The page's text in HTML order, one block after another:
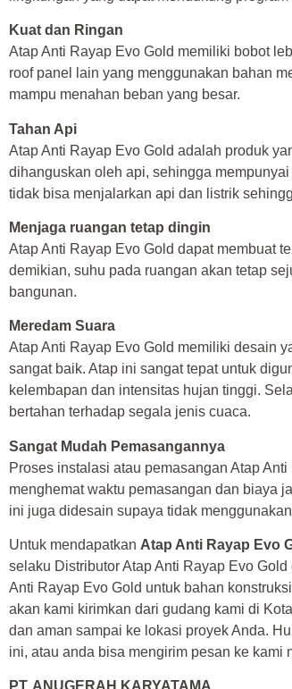
Kuat dan Ringan
Atap Anti Rayap Evo Gold memiliki bobot
roof panel lain yang menggunakan bahan
mampu menahan beban yang besar.
Tahan Api
Atap Anti Rayap Evo Gold adalah produk
dihanguskan oleh api, sehingga
tidak bisa menjalarkan api dan listrik
Menjaga ruangan tetap dingin
Atap Anti Rayap Evo Gold dapat membuat
demikian, suhu pada ruangan akan tetap
bangunan.
Meredam Suara
Atap Anti Rayap Evo Gold memiliki desain
sangat baik. Atap ini sangat tepat untuk
kelembapan dan intensitas hujan tinggi.
bertahan terhadap segala jenis cuaca.
Sangat Mudah Pemasangannya
Proses instalasi atau pemasangan Atap
menghemat waktu pemasangan dan biaya
ini juga didesain supaya tidak
Untuk mendapatkan Atap Anti Rayap Evo
selaku Distributor Atap Anti Rayap Evo
Anti Rayap Evo Gold untuk bahan
akan kami kirimkan dari gudang kami di
dan aman sampai ke lokasi proyek Anda.
ini, atau anda bisa mengirim pesan ke kami